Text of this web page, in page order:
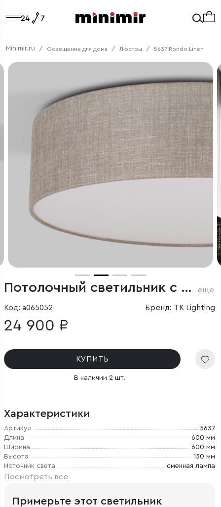
Minimir.ru Освещение для дома Люстры 5637 Rondo Linen
Потолочный светильник с тканевым абажуром еще
Код: a065052 Бренд: TK Lighting
24 900 ₽
КУПИТЬ
В наличии 2 шт.
Характеристики
Артикул
5637
Длина
600 мм
Ширина
600 мм
Высота
150 мм
Источник света
сменная лампа
Посмотреть все
Примерьте этот светильник